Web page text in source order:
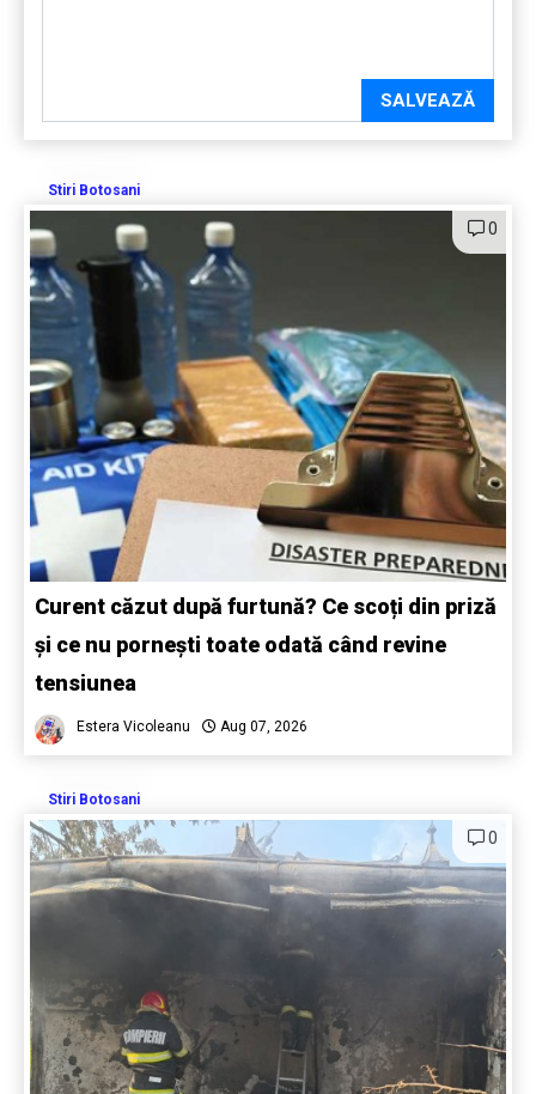
SALVEAZĂ
Stiri Botosani
0
Curent căzut după furtună? Ce scoți din priză
și ce nu pornești toate odată când revine
tensiunea
Estera Vicoleanu Aug 07, 2026
Stiri Botosani
0